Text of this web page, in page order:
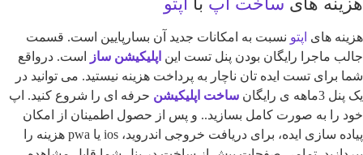
های اپتونسبت به امکانات جدید آن بسارپایین است. قسمت
ماجرا رایگان بودن پنل تست ایناپلیکیشن ساز است. درواقع
تست ایده تان ناچار به پرداخت هزینه نیستید. می توانید در
ساخت اپلیکیشنحرفه ای را شروع کنید. اپ
به صورت کامل بسازید.. و پس از حصول اطمینان از امکان
پیاده سازی ایده، برای دریافت خروجی اندروید، ios یا pwa هزینه را